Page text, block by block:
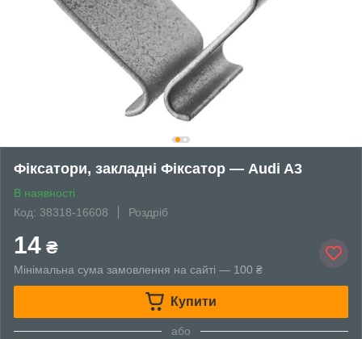
Фіксатори, закладні Фіксатор — Audi A3
В наявності
Код: 38318-16608
Роздріб
14 ₴
Мінімальна сума замовлення на сайті — 100 ₴
Купити
або